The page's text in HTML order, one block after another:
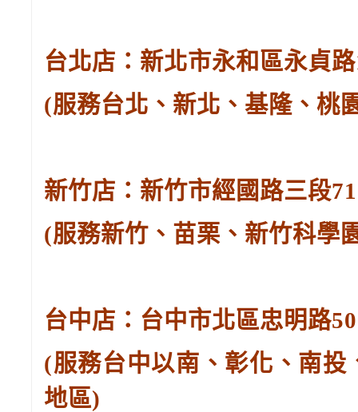
台北店：新北市永和區永貞
(服務台北、新北、基隆、桃
新竹店：新竹市經國路三段
(服務新竹、苗栗、新竹科學
台中店：台中市北區忠明路
(服務台中以南、彰化、南
地區)